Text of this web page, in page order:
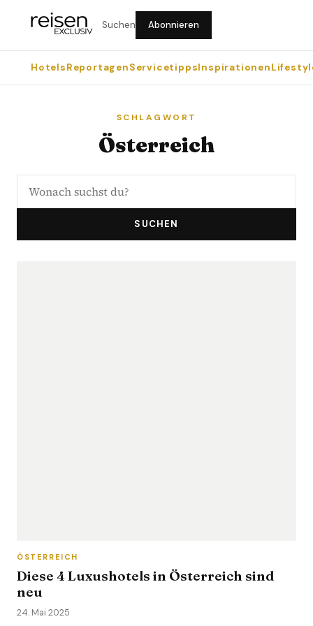
Suchen Abonnieren
HotelsReportagenServicetippsInspirationen
SCHLAGWORT
Österreich
SUCHEN
ÖSTERREICH
Diese 4 Luxushotels in Österreich sind
neu
24. Mai 2025